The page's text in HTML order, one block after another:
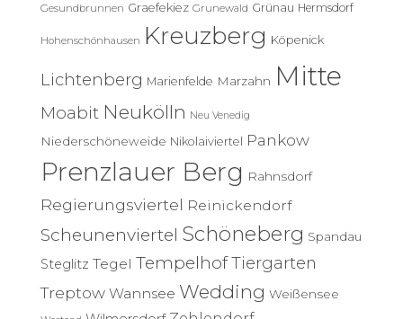
Gesundbrunnen Graefekiez Grunewald Grünau Hermsdorf
Hohenschönhausen Kreuzberg Köpenick
Lichtenberg Marienfelde Marzahn Mitte
Moabit Neukölln Neu Venedig
Niederschöneweide Nikolaiviertel Pankow
Prenzlauer Berg Rahnsdorf
Regierungsviertel Reinickendorf
Scheunenviertel Schöneberg Spandau
Steglitz Tegel TempelhofTiergarten
Treptow Wannsee Wedding Weißensee